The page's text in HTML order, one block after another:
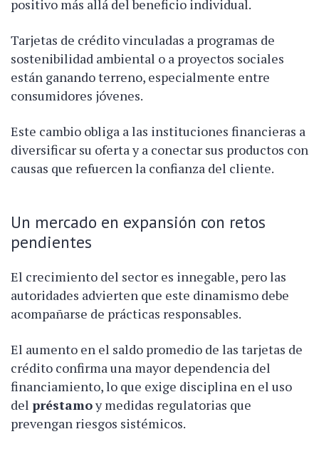
positivo más allá del beneficio individual.
Tarjetas de crédito vinculadas a programas de
sostenibilidad ambiental o a proyectos sociales
están ganando terreno, especialmente entre
consumidores jóvenes.
Este cambio obliga a las instituciones financieras a
diversificar su oferta y a conectar sus productos con
causas que refuercen la confianza del cliente.
Un mercado en expansión con retos
pendientes
El crecimiento del sector es innegable, pero las
autoridades advierten que este dinamismo debe
acompañarse de prácticas responsables.
El aumento en el saldo promedio de las tarjetas de
crédito confirma una mayor dependencia del
financiamiento, lo que exige disciplina en el uso
del préstamoy medidas regulatorias que
prevengan riesgos sistémicos.